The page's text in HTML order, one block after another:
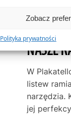
Zobacz
Polityka prywatności
NASZE
W
listew
narzędzia.
jej